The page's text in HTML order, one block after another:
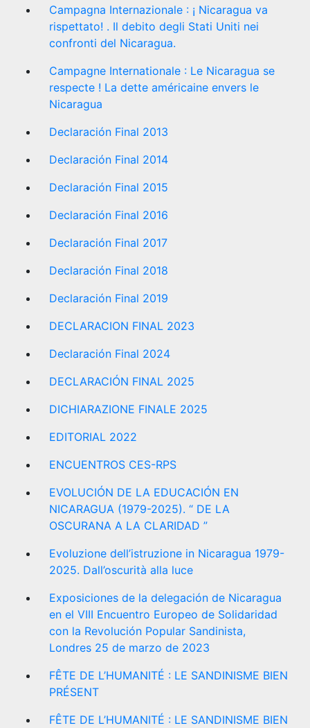
Campagna Internazionale : ¡ Nicaragua va
rispettato! . Il debito degli Stati Uniti nei
confronti del Nicaragua.
Campagne Internationale : Le Nicaragua se
respecte ! La dette américaine envers le
Nicaragua
Declaración Final 2013
Declaración Final 2014
Declaración Final 2015
Declaración Final 2016
Declaración Final 2017
Declaración Final 2018
Declaración Final 2019
DECLARACION FINAL 2023
Declaración Final 2024
DECLARACIÓN FINAL 2025
DICHIARAZIONE FINALE 2025
EDITORIAL 2022
ENCUENTROS CES-RPS
EVOLUCIÓN DE LA EDUCACIÓN EN
NICARAGUA (1979-2025). “ DE LA
OSCURANA A LA CLARIDAD ”
Evoluzione dell’istruzione in Nicaragua 1979-
2025. Dall’oscurità alla luce
Exposiciones de la delegación de Nicaragua
en el VIII Encuentro Europeo de Solidaridad
con la Revolución Popular Sandinista,
Londres 25 de marzo de 2023
FÊTE DE L’HUMANITÉ : LE SANDINISME BIEN
PRÉSENT
FÊTE DE L’HUMANITÉ : LE SANDINISME BIEN